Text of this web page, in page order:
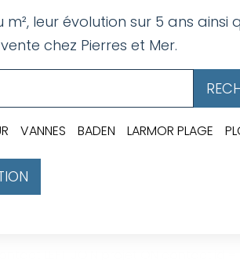
leur évolution sur 5 ans ainsi
chez Pierres et Mer.
VANNES BADEN LARMOR PLAGE